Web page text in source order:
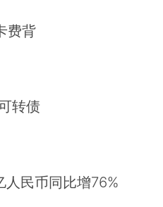
费背
转债
人民币同比增76%